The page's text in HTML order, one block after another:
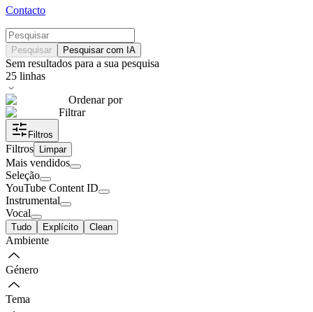
Contacto
Pesquisar Pesquisar com IA
Sem resultados para a sua pesquisa
25 linhas
Ordenar por
Filtrar
Filtros
Filtros Limpar
Mais vendidos
Seleção
YouTube Content ID
Instrumental
Vocal
Tudo Explícito Clean
Ambiente
Género
Tema